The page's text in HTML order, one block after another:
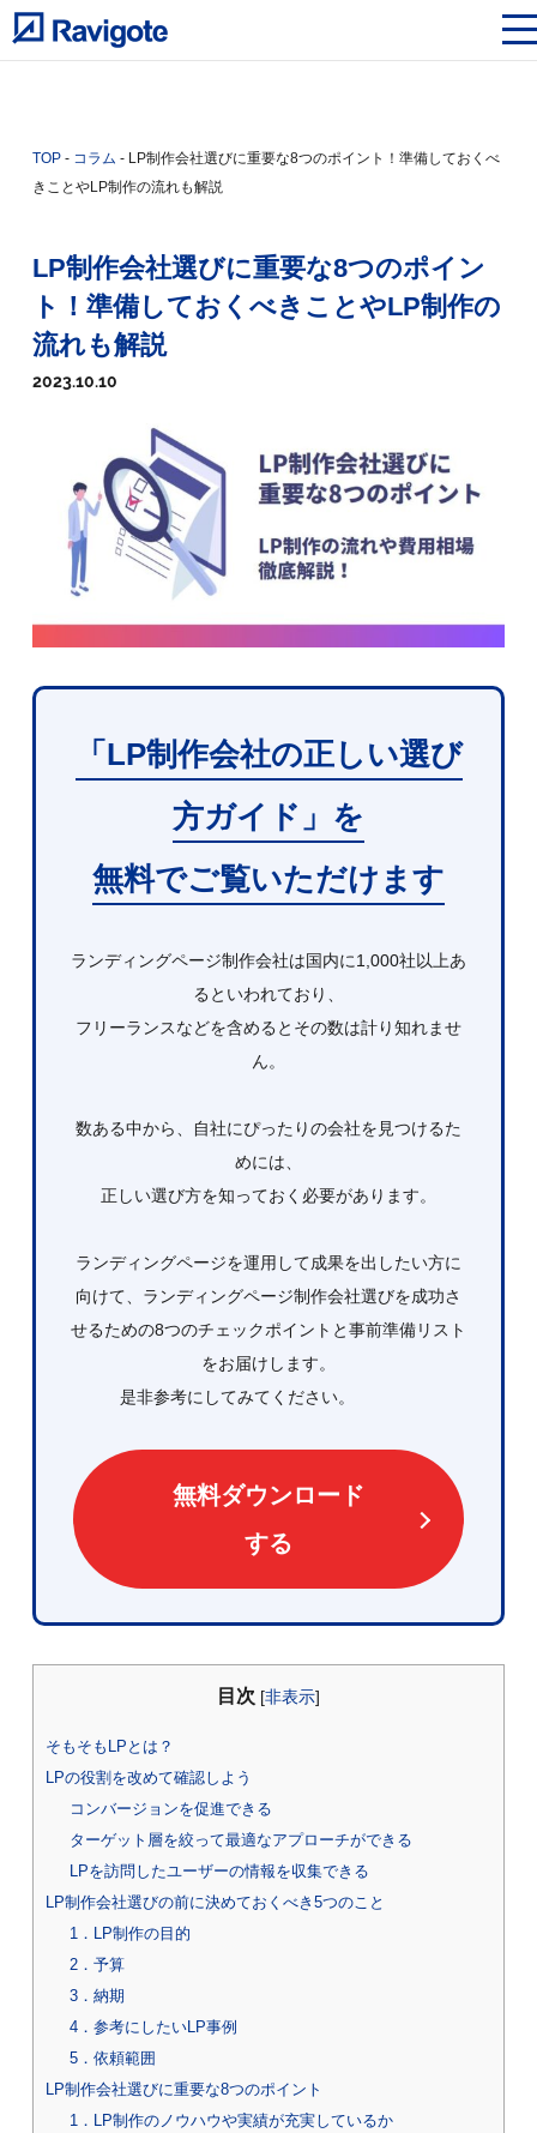
TOP- コラム - LP制作会社選びに重要な8つのポイント！準備しておくべ
きことやLP制作の流れも解説
LP制作会社選びに重要な8つのポイン
ト！準備しておくべきことやLP制作の
流れも解説
2023.10.10
「LP制作会社の正しい選び
方ガイド」を
無料でご覧いただけます
ランディングページ制作会社は国内に1,000社以上あ
るといわれており、
フリーランスなどを含めるとその数は計り知れませ
ん。
数ある中から、自社にぴったりの会社を見つけるた
めには、
正しい選び方を知っておく必要があります。
ランディングページを運用して成果を出したい方に
向けて、ランディングページ制作会社選びを成功さ
せるための8つのチェックポイントと事前準備リスト
をお届けします。
是非参考にしてみてください。
無料ダウンロード
する
目次 [非表示]
そもそもLPとは？
LPの役割を改めて確認しよう
コンバージョンを促進できる
ターゲット層を絞って最適なアプローチができる
LPを訪問したユーザーの情報を収集できる
LP制作会社選びの前に決めておくべき5つのこと
1．LP制作の目的
2．予算
3．納期
4．参考にしたいLP事例
5．依頼範囲
LP制作会社選びに重要な8つのポイント
1．LP制作のノウハウや実績が充実しているか